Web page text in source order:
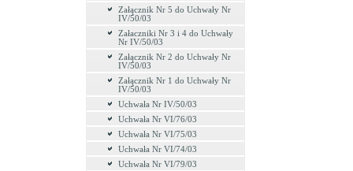
Załącznik Nr 5 do Uchwały Nr
IV/50/03
Załaczniki Nr 3 i 4 do Uchwały
Nr IV/50/03
Załącznik Nr 2 do Uchwały Nr
IV/50/03
Załącznik Nr 1 do Uchwały Nr
IV/50/03
Uchwała Nr IV/50/03
Uchwała Nr VI/76/03
Uchwała Nr VI/75/03
Uchwała Nr VI/74/03
Uchwała Nr VI/79/03